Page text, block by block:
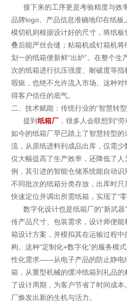
接下来的工序更是考验精度与效
品牌logo、产品信息准确地印在纸板
模切机则根据设计好的尺寸，将纸
叠后能严丝合缝；粘箱机或钉箱机
划一的纸箱便新鲜“出炉”。在整个
次的纸箱进行抗压强度、耐破度等
瑕疵，也绝不允许流入市场。这种
得客户信任的底气。
二、技术赋能：传统行业的“智慧转型
提到纸箱厂 ，很多人会联想到“
如今的纸箱厂早已踏上了智慧转型
流，从原纸进料到成品出库，仅需
仅大幅提高了生产效率，还降低了
例，其引进的智能仓储系统能自动
不同批次的纸箱分类存放，出库时
快速定位并调出所需纸箱，实现了“零
数字化设计也是纸箱厂的“新武
传产品尺寸、包装需求，设计师便
箱设计方案，并模拟其在运输过程
构。这种“定制化+数字化”的服务模
性化需求——从电子产品的防止静电
箱，从重型机械的缓冲纸箱到礼品
了设计周期，为客户节省了时间成
厂焕发出新的生机与活力。